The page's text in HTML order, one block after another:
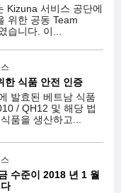
Kizuna 서비스 공단에
위한 공동 Team
습니다. 이...
한 식품 안전 인증
발효된 베트남 식품
/ QH12 및 해당 법
품을 생산하고...
수준이 2018 년 1 월